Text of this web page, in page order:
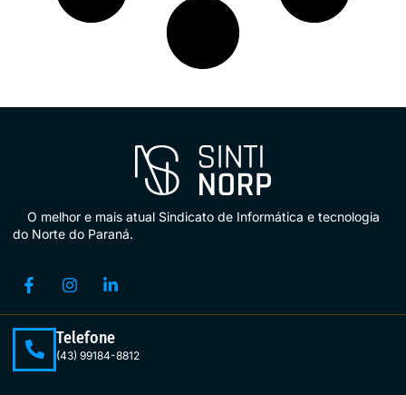
O melhor e mais atual Sindicato de Informática e tecnologia
do Norte do Paraná.
Telefone
(43) 99184-8812